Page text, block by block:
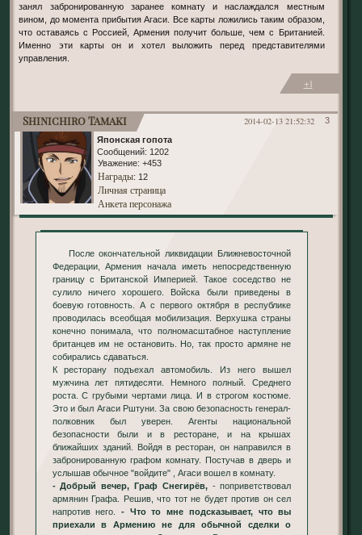
занял забронированную заранее комнату и наслаждался местным
вином, до момента прибытия Агаси. Все карты ложились таким образом,
что оставаясь с Россией, Армения получит больше, чем с Британией.
Именно эти карты он и хотел выложить перед представителями
управления.
+1
3
2014-02-13 21:52:32
Shinichiro Tamaki
Японская гопота
Сообщений: 1202
Уважение: +453
Награды: 12
Личная страница
Анкета персонажа
После окончательной ликвидации Ближневосточной
Федерации, Армения начала иметь непосредственную
границу с Британской Империей. Такое соседство не
сулило ничего хорошего. Войска были приведены в
боевую готовность. А с первого октября в республике
проводилась всеобщая мобилизация. Верхушка страны
конечно понимала, что полномасштабное наступление
британцев им не остановить. Но, так просто армяне не
собирались сдаваться.
К ресторану подъехал автомобиль. Из него вышел
мужчина лет пятидесяти. Немного полный. Среднего
роста. С грубыми чертами лица. И в строгом костюме.
Это и был Агаси Рштуни. За свою безопасность генерал-
полковник был уверен. Агенты национальной
безопасности были и в ресторане, и на крышах
ближайших зданий. Войдя в ресторан, он направился в
забронированную графом комнату. Постучав в дверь и
услышав обычное "войдите" , Агаси вошел в комнату.
- Добрый вечер, Граф Снегирёв,- поприветствовал
армянин Графа. Решив, что тот не будет против он сел
напротив него. - Что то мне подсказывает, что вы
приехали в Армению не для обычной сделки о